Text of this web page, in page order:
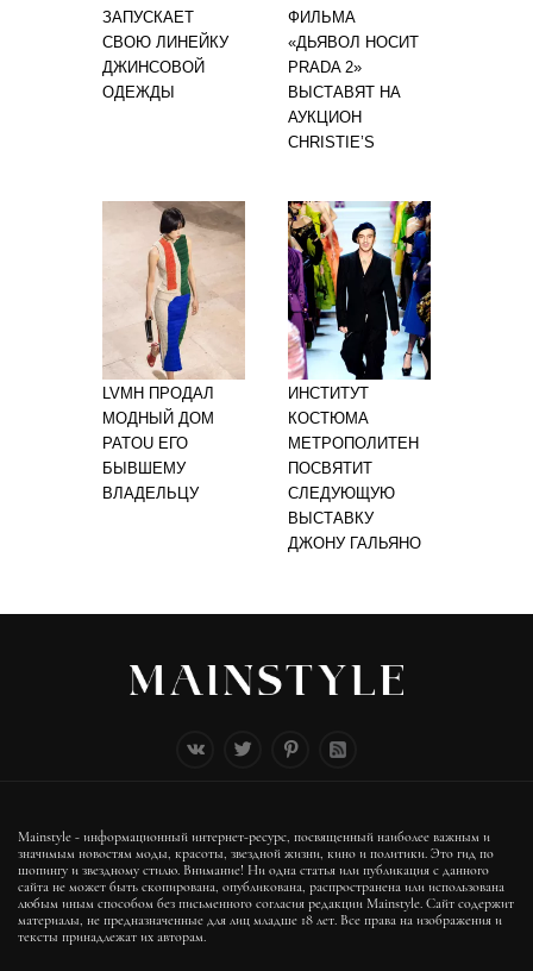
ЗАПУСКАЕТ
СВОЮ ЛИНЕЙКУ
ДЖИНСОВОЙ
ОДЕЖДЫ
ФИЛЬМА
«ДЬЯВОЛ НОСИТ
PRADA 2»
ВЫСТАВЯТ НА
АУКЦИОН
CHRISTIE’S
LVMH ПРОДАЛ
МОДНЫЙ ДОМ
PATOU ЕГО
БЫВШЕМУ
ВЛАДЕЛЬЦУ
ИНСТИТУТ
КОСТЮМА
МЕТРОПОЛИТЕН
ПОСВЯТИТ
СЛЕДУЮЩУЮ
ВЫСТАВКУ
ДЖОНУ ГАЛЬЯНО
Mainstyle - информационный интернет-ресурс, посвященный наиболее важным и
значимым новостям моды, красоты, звездной жизни, кино и политики. Это гид по
шопингу и звездному стилю. Внимание! Ни одна статья или публикация с данного
сайта не может быть скопирована, опубликована, распространена или использована
любым иным способом без письменного согласия редакции Mainstyle. Сайт содержит
материалы, не предназначенные для лиц младше 18 лет. Все права на изображения и
тексты принадлежат их авторам.